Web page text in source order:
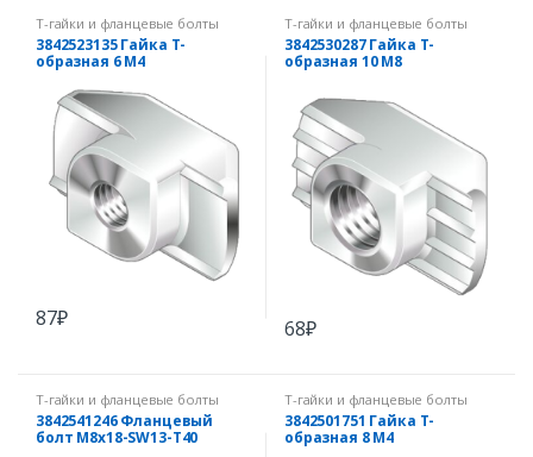
Т-гайки и фланцевые болты
3842523135 Гайка Т-
образная 6 М4
87₽
Т-гайки и фланцевые болты
3842530287 Гайка Т-
образная 10 М8
68₽
Т-гайки и фланцевые болты
3842541246 Фланцевый
болт M8x18-SW13-T40
Т-гайки и фланцевые болты
3842501751 Гайка Т-
образная 8 М4